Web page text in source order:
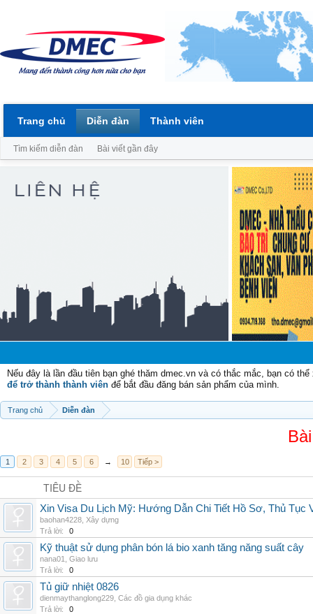
Nếu đây là lần đầu tiên bạn ghé thăm dmec.vn và có thắc mắc, bạn có
để trở thành thành viên để bắt đầu đăng bán sản phẩm của mình.
Trang chủ Diễn đàn
1 2 3 4 5 6 → 10 Tiếp >
TIÊU ĐỀ
Xin Visa Du Lịch Mỹ: Hướng Dẫn Chi Tiết Hồ Sơ, Thủ Tục
baohan4228 Xây dựng
Trả lời:
0
Kỹ thuật sử dụng phân bón lá bio xanh tăng năng suất cây
nana01
Giao lưu
Trả lời:
0
Tủ giữ nhiệt 0826
dienmaythanglong229 Các đồ gia dụng khác
Trả lời:
0
Trang chủ Diễn đàn
Tìm kiếm diễn đàn Bài viết gần đây
Thành viên